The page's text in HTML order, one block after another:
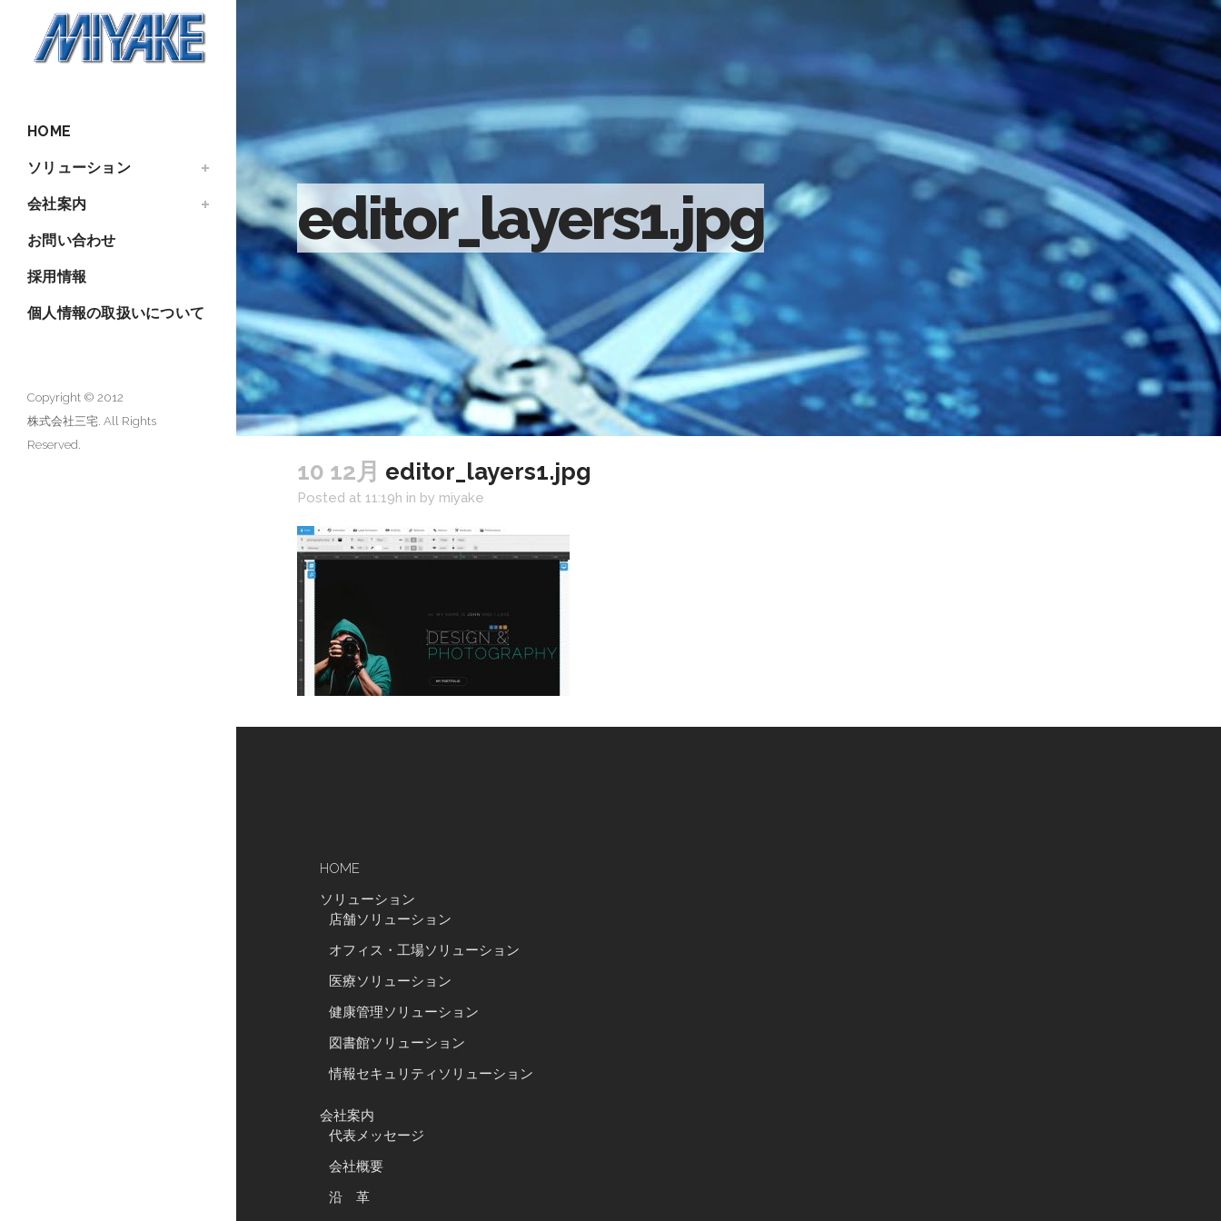
HOME
ソリューション
会社案内
お問い合わせ
採用情報
個人情報の取扱いについて
Copyright © 2012
株式会社三宅. All Rights
Reserved.
editor_layers1.jpg
10 12月 editor_layers1.jpg
Posted at 11:19h in by miyake
HOME
ソリューション
店舗ソリューション
オフィス・工場ソリューション
医療ソリューション
健康管理ソリューション
図書館ソリューション
情報セキュリティソリューション
会社案内
代表メッセージ
会社概要
沿 革